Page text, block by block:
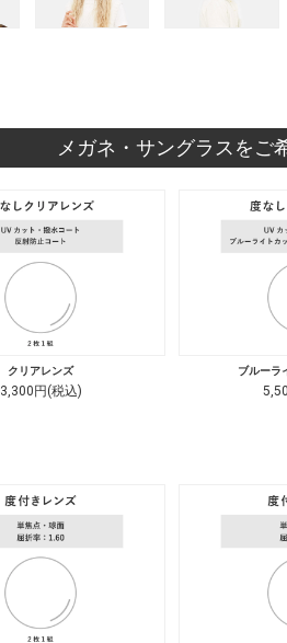
メガネ・サングラスをご
クリアレンズ
3,300円(税込)
ブルーラ